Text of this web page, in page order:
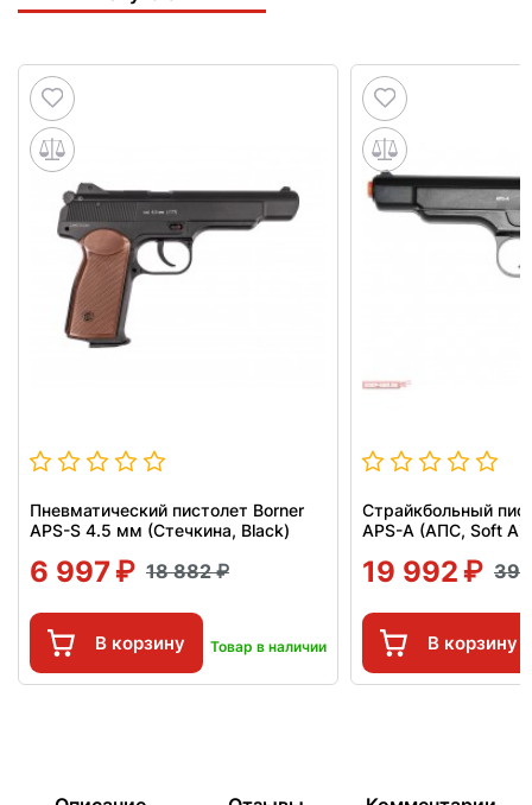
Пневматический пистолет Borner
APS-S 4.5 мм (Стечкина, Black)
6 997 18 882
В корзину Товар в наличии
Страйкбольный
APS-A (АПС, Soft
19 992 39
В корзину